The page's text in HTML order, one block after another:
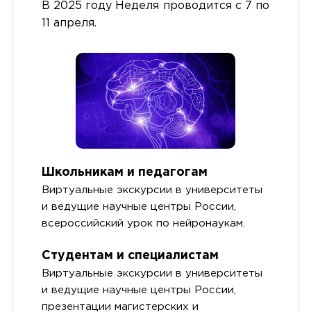
В 2025 году Неделя проводится с 7 по
11 апреля.
Школьникам и педагогам
Виртуальные экскурсии в университеты
и ведущие научные центры России,
всероссийский урок по нейронаукам.
Студентам и специалистам
Виртуальные экскурсии в университеты
и ведущие научные центры России,
презентации магистерских и